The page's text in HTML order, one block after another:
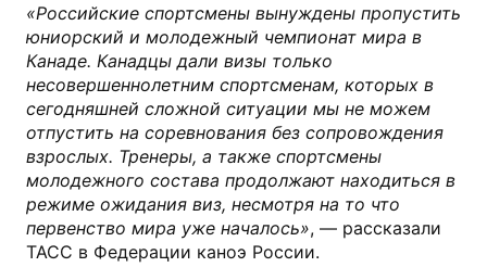
«Российские спортсмены вынуждены пропустить
юниорский и молодежный чемпионат мира в
Канаде. Канадцы дали визы только
несовершеннолетним спортсменам, которых в
сегодняшней сложной ситуации мы не можем
отпустить на соревнования без сопровождения
взрослых. Тренеры, а также спортсмены
молодежного состава продолжают находиться в
режиме ожидания виз, несмотря на то что
первенство мира уже началось», — рассказали
ТАСС в Федерации каноэ России.